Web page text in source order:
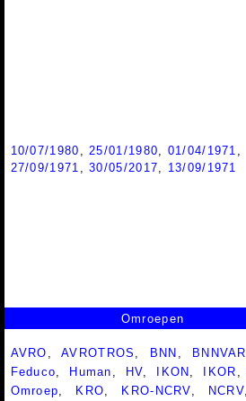
10/07/1980 25/01/1980 01/04/1971
27/09/1971
,30/05/2017
13/09/1971
Omroepen
AVRO ,AVROTROS BNN
Feduco
Human HV IKON IKOR
Omroep
KRO KRO-NCRV NCRV